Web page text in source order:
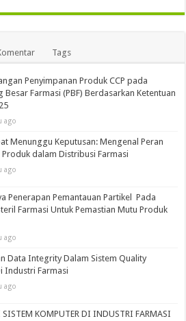
Tags
Penyimpanan Produk CCP pada
Besar Farmasi (PBF) Berdasarkan Ketentuan
ago
Menunggu Keputusan: Mengenal Peran
Produk dalam Distribusi Farmasi
ago
Penerapan Pemantauan Partikel Pada
Farmasi Untuk Pemastian Mutu Produk
ago
Data Integrity Dalam Sistem Quality
Industri Farmasi
ago
KOMPUTER DI INDUSTRI FARMASI